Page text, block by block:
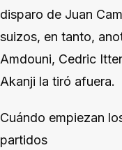
disparo de Juan
suizos, en tanto,
Amdouni, Cedric
Akanji la tiró afuera.
Cuándo empiezan
partidos